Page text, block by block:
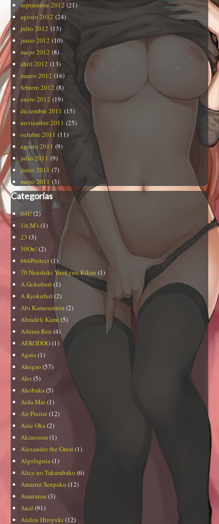
septiembre 2012(21)
agosto 2012 (24)
julio 2012 (13)
junio 2012 (10)
mayo 2012 (8)
abril 2012 (13)
marzo 2012 (16)
febrero 2012 (8)
enero 2012 (19)
diciembre 2011 (15)
noviembre 2011 (25)
octubre 2011 (11)
agosto 2011 (9)
julio 2011 (9)
junio 2011 (7)
mayo 2011 (3)
Categorías
04U(2)
1st.M's(1)
23 (3)
50On! (2)
666Protect (1)
70 Nenshiki Yuukyuu Kikan (1)
A Gokuburi (1)
A Kyokufuri (2)
Abi Kamesennin (2)
Abradeli Kami (5)
Aduma Ren (4)
AERODOG(1)
Agata(1)
Ahegao (57)
Aho (5)
Ahobaka(5)
Aida Mai (1)
Air Praitre (12)
Aiue Oka(2)
Akinosora(1)
Alexander the Great (1)
Algolagnia(1)
Alice no Takarabako (6)
Amarini Senpaku (12)
Amatarou (3)
Anal (91)
Andou Hiroyuki (12)